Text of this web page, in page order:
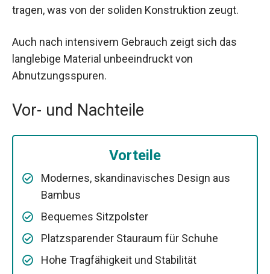
tragen, was von der soliden Konstruktion zeugt.
Auch nach intensivem Gebrauch zeigt sich das
langlebige Material unbeeindruckt von
Abnutzungsspuren.
Vor- und Nachteile
Vorteile
Modernes, skandinavisches Design aus
Bambus
Bequemes Sitzpolster
Platzsparender Stauraum für Schuhe
Hohe Tragfähigkeit und Stabilität